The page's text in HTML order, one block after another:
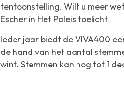
tentoonstelling. Wilt u meer
Escher in Het Paleis toelicht.
Ieder jaar biedt de VIVA400
de hand van het aantal
wint. Stemmen kan nog tot 1